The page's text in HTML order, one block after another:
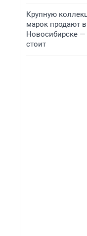
Крупную
марок продают в
Новосибирске —
стоит